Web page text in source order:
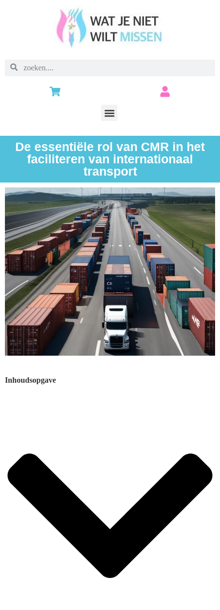
De essentiële rol van CMR in het
faciliteren van internationaal
transport
Inhoudsopgave